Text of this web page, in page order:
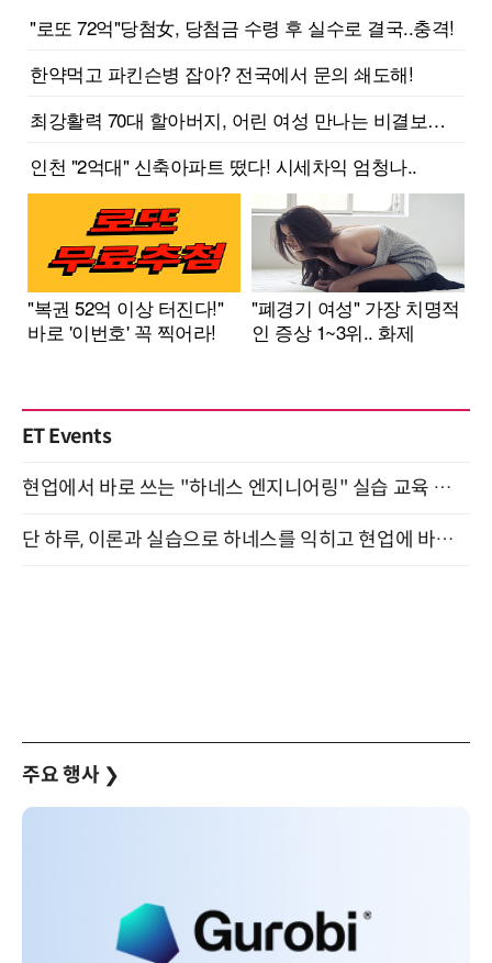
ET Events
현업에서 바로 쓰는 "하네스 엔지니어링" 실습 교육 워크숍 8월 20일 개최
단 하루, 이론과 실습으로 하네스를 익히고 현업에 바로 쓰는 핸즈온 워크숍 (8/20)
주요 행사 ❯